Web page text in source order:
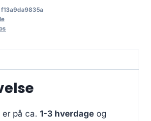
f13a9da9835a
på ca. 1-3 hverdage og